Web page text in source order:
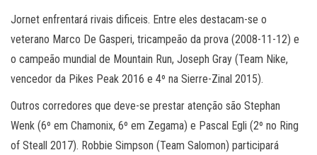
Jornet enfrentará rivais dificeis. Entre eles destacam-se o
veterano Marco De Gasperi, tricampeão da prova (2008-11-12) e
o campeão mundial de Mountain Run, Joseph Gray (Team Nike,
vencedor da Pikes Peak 2016 e 4º na Sierre-Zinal 2015).
Outros corredores que deve-se prestar atenção são Stephan
Wenk (6º em Chamonix, 6º em Zegama) e Pascal Egli (2º no Ring
of Steall 2017). Robbie Simpson (Team Salomon) participará